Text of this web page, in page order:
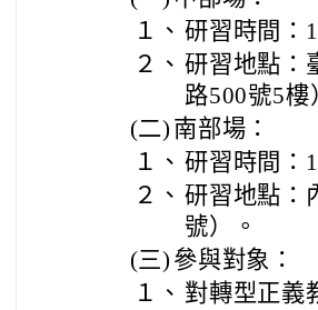
１、 研習時間：
２、 研習地點：
路500號5樓
(二) 南部場：
１、 研習時間：
２、 研習地點：
號）。
(三) 參與對象：
１、 對轉型正義